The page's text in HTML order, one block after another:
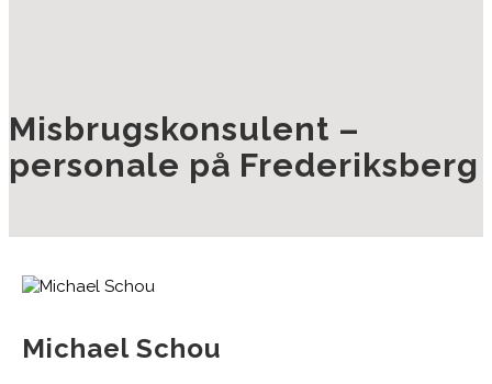
Misbrugskonsulent –
personale på Frederiksberg
Michael Schou